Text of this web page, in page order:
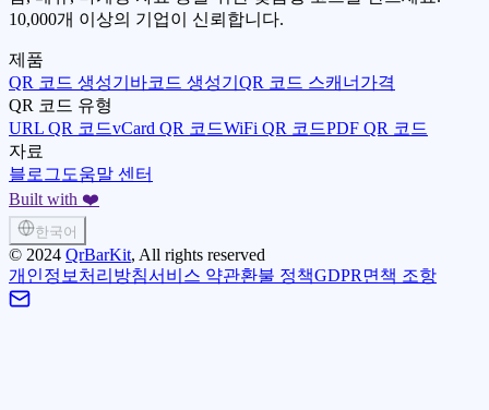
10,000개 이상의 기업이 신뢰합니다.
제품
QR 코드 생성기 바코드 생성기 QR 코드 스캐너 가격
QR 코드 유형
URL QR 코드vCard QR 코드WiFi QR 코드PDF QR 코드
자료
블로그 도움말 센터
Built with ❤️
한국어
© 2024 QrBarKit, All rights reserved
개인정보처리방침서비스 약관환불 정책GDPR 면책 조항